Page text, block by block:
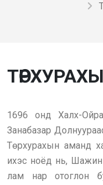
1696 онд Халх-
Занабазар
Төрхурахын аманд
ихэс ноёд нь, Шажин
лам нар отоглон